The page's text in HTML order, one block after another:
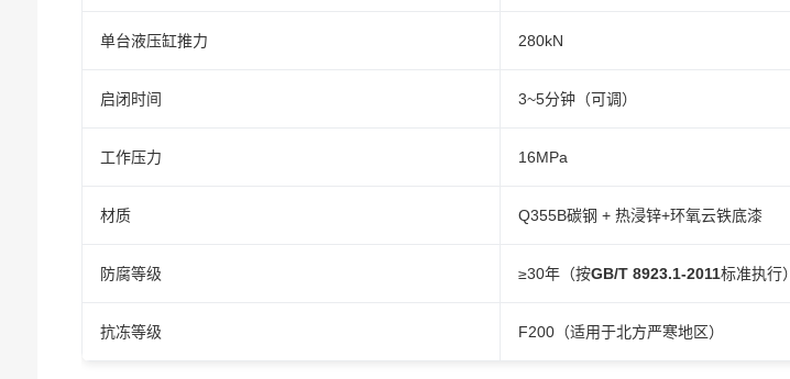
单台液压缸推力 280kN
启闭时间 3~5分钟（可调）
工作压力 16MPa
材质 Q355B碳钢 + 热浸锌+环氧云铁底漆
防腐等级 ≥30年（按GB/T 8923.1-2011标准执行）
抗冻等级 F200（适用于北方严寒地区）